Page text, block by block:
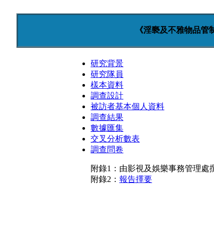
《淫褻及不雅物品
研究背景
研究隊員
樣本資料
調查設計
被訪者基本個人資料
調查結果
數據匯集
交叉分析數表
調查問卷
附錄1：由影視及娛樂事務管理處
附錄2： 報告擇要